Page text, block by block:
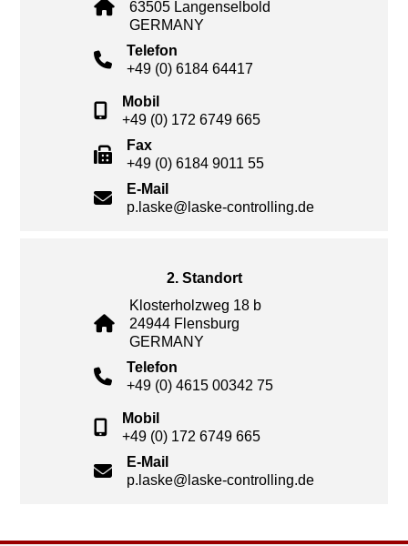
63505 Langenselbold
GERMANY
Telefon
+49 (0) 6184 64417
Mobil
+49 (0) 172 6749 665
Fax
+49 (0) 6184 9011 55
E-Mail
p.laske@laske-controlling.de
2. Standort
Klosterholzweg 18 b
24944 Flensburg
GERMANY
Telefon
+49 (0) 4615 00342 75
Mobil
+49 (0) 172 6749 665
E-Mail
p.laske@laske-controlling.de